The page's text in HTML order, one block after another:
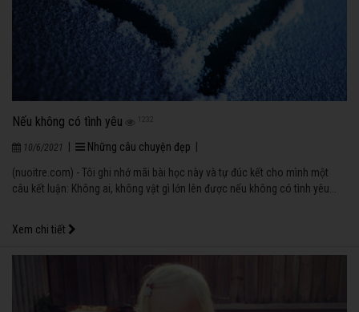
Nếu không có tình yêu 1232
10/6/2021 Những câu chuyện đẹp
(nuoitre.com) - Tôi ghi nhớ mãi bài học này và tự đúc kết cho mình một
câu kết luận: Không ai, không vật gì lớn lên được nếu không có tình yêu...
Xem chi tiết